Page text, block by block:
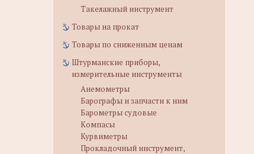
Такелажный инструмент
Товары на прокат
Товары по сниженным ценам
Штурманские приборы,
измерительные инструменты
Анемометры
Барографы и запчасти к ним
Барометры судовые
Компасы
Курвиметры
Прокладочный инструмент,